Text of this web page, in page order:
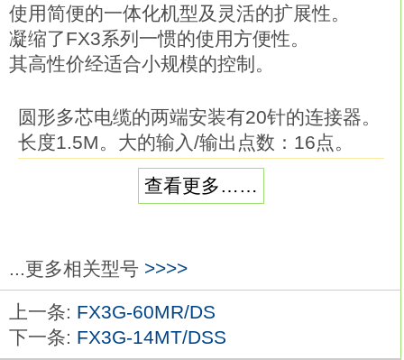
使用简便的一体化机型及灵活的扩展性。
凝缩了FX3系列一惯的使用方便性。
其高性价经适合小规模的控制。
圆形多芯电缆的两端安装有20针的连接器。
长度1.5M。大的输入/输出点数：16点。
电源电压：100–240VAC。
输入点数：8点。
耗电量：30VA。
重量(kg)：0.65。
尺寸(WxHxD)mm：130x90x87。
开发了各个范围的特殊功能模块以满足不同
查看更多……
...更多相关型号 >>>>
上一条: FX3G-60MR/DS
下一条: FX3G-14MT/DSS